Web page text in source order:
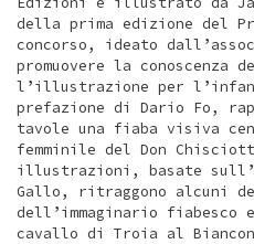
della prima edizione del
concorso, ideato
promuovere la
l’illustrazione per
prefazione di Dario Fo,
tavole una fiaba visiva
femminile del Don
illustrazioni, basate
Gallo, ritraggono alcuni
dell’immaginario fiabesco
cavallo di Troia al